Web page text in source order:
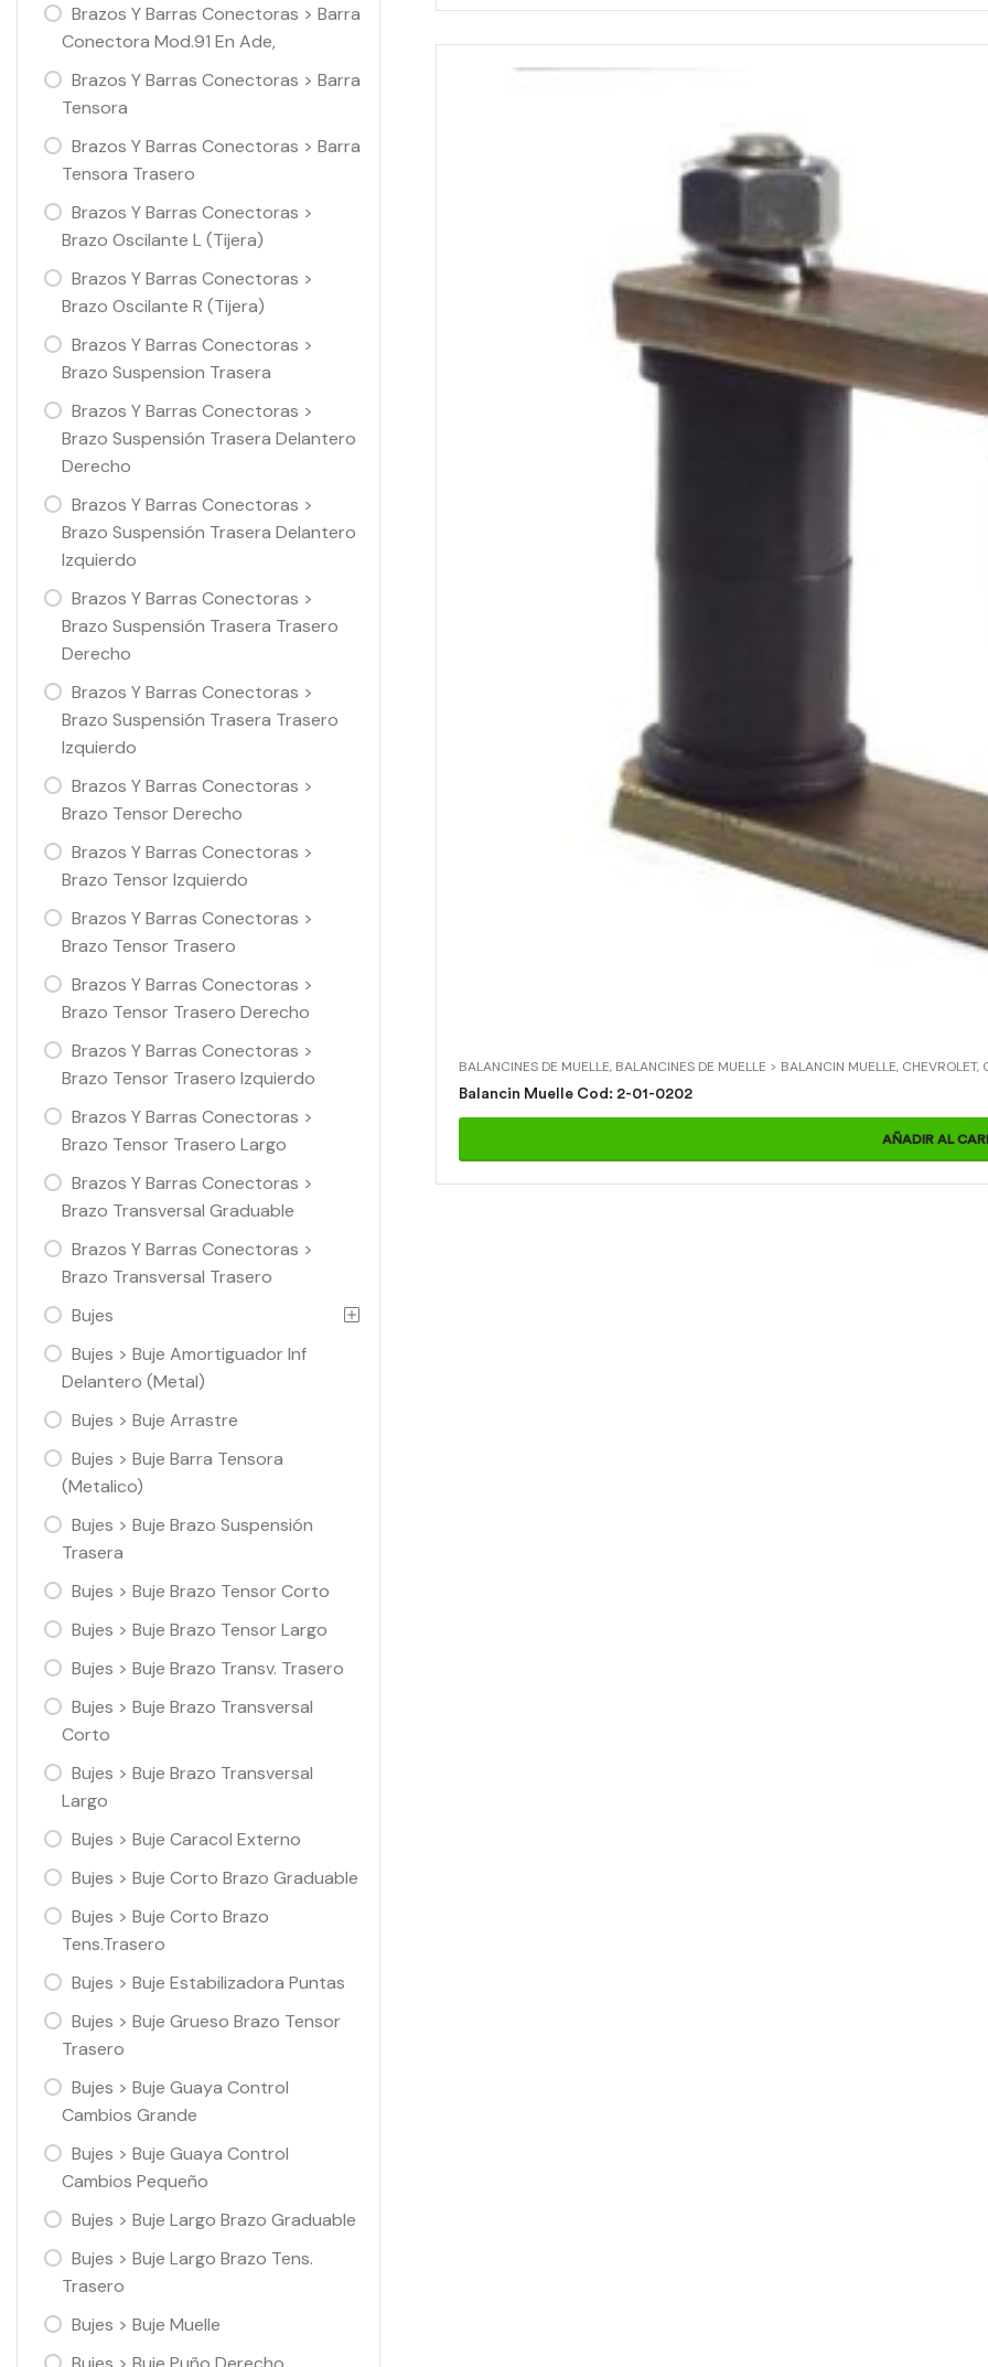
BALANCINES DE MUELLE, BALANCINES DE MUELLE > BALANCIN MUELLE, CHEVROLET,
Balancin Muelle Cod: 2-01-0202
AÑADIR AL
Brazos Y Barras Conectoras > Barra
Conectora Mod.91 En Ade,
Brazos Y Barras Conectoras > Barra
Tensora
Brazos Y Barras Conectoras > Barra
Tensora Trasero
Brazos Y Barras Conectoras >
Brazo Oscilante L (Tijera)
Brazos Y Barras Conectoras >
Brazo Oscilante R (Tijera)
Brazos Y Barras Conectoras >
Brazo Suspension Trasera
Brazos Y Barras Conectoras >
Brazo Suspensión Trasera Delantero
Derecho
Brazos Y Barras Conectoras >
Brazo Suspensión Trasera Delantero
Izquierdo
Brazos Y Barras Conectoras >
Brazo Suspensión Trasera Trasero
Derecho
Brazos Y Barras Conectoras >
Brazo Suspensión Trasera Trasero
Izquierdo
Brazos Y Barras Conectoras >
Brazo Tensor Derecho
Brazos Y Barras Conectoras >
Brazo Tensor Izquierdo
Brazos Y Barras Conectoras >
Brazo Tensor Trasero
Brazos Y Barras Conectoras >
Brazo Tensor Trasero Derecho
Brazos Y Barras Conectoras >
Brazo Tensor Trasero Izquierdo
Brazos Y Barras Conectoras >
Brazo Tensor Trasero Largo
Brazos Y Barras Conectoras >
Brazo Transversal Graduable
Brazos Y Barras Conectoras >
Brazo Transversal Trasero
Bujes
Bujes > Buje Amortiguador Inf
Delantero (Metal)
Bujes > Buje Arrastre
Bujes > Buje Barra Tensora
(Metalico)
Bujes > Buje Brazo Suspensión
Trasera
Bujes > Buje Brazo Tensor Corto
Bujes > Buje Brazo Tensor Largo
Bujes > Buje Brazo Transv. Trasero
Bujes > Buje Brazo Transversal
Corto
Bujes > Buje Brazo Transversal
Largo
Bujes > Buje Caracol Externo
Bujes > Buje Corto Brazo Graduable
Bujes > Buje Corto Brazo
Tens.Trasero
Bujes > Buje Estabilizadora Puntas
Bujes > Buje Grueso Brazo Tensor
Trasero
Bujes > Buje Guaya Control
Cambios Grande
Bujes > Buje Guaya Control
Cambios Pequeño
Bujes > Buje Largo Brazo Graduable
Bujes > Buje Largo Brazo Tens.
Trasero
Bujes > Buje Muelle